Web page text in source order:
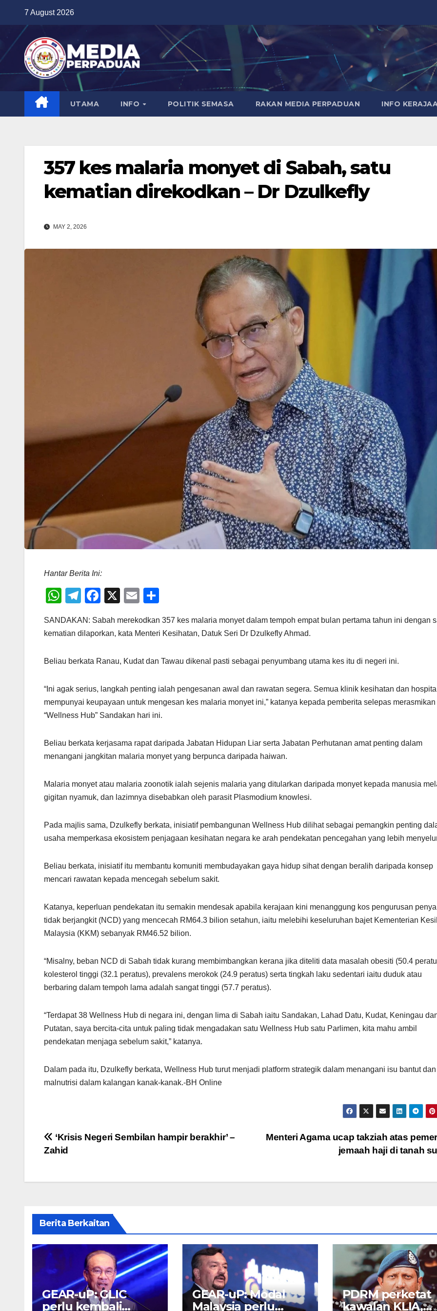
content
7 August 2026
UTAMA INFO POLITIK SEMASA RAKAN MEDIA PERPADUAN INFO
357 kes malaria monyet di Sabah, satu
kematian direkodkan – Dr Dzulkefly
MAY 2, 2026
Hantar Berita Ini:
W
at
A
p
T
e
gr
a
F
c
b
o
k
X
E
ail ar
SANDAKAN: Sabah merekodkan 357 kes malaria monyet dalam tempoh empat bulan pertama tahun ini dengan
kematian dilaporkan, kata Menteri Kesihatan, Datuk Seri Dr Dzulkefly Ahmad.
Beliau berkata Ranau, Kudat dan Tawau dikenal pasti sebagai penyumbang utama kes itu di negeri ini.
“Ini agak serius, langkah penting ialah pengesanan awal dan rawatan segera. Semua klinik kesihatan dan
mempunyai keupayaan untuk mengesan kes malaria monyet ini,” katanya kepada pemberita selepas merasmikan
“Wellness Hub” Sandakan hari ini.
Beliau berkata kerjasama rapat daripada Jabatan Hidupan Liar serta Jabatan Perhutanan amat penting dalam
menangani jangkitan malaria monyet yang berpunca daripada haiwan.
Malaria monyet atau malaria zoonotik ialah sejenis malaria yang ditularkan daripada monyet kepada manusia
gigitan nyamuk, dan lazimnya disebabkan oleh parasit Plasmodium knowlesi.
Pada majlis sama, Dzulkefly berkata, inisiatif pembangunan Wellness Hub dilihat sebagai pemangkin penting
usaha memperkasa ekosistem penjagaan kesihatan negara ke arah pendekatan pencegahan yang lebih
Beliau berkata, inisiatif itu membantu komuniti membudayakan gaya hidup sihat dengan beralih daripada konsep
mencari rawatan kepada mencegah sebelum sakit.
Katanya, keperluan pendekatan itu semakin mendesak apabila kerajaan kini menanggung kos pengurusan
tidak berjangkit (NCD) yang mencecah RM64.3 bilion setahun, iaitu melebihi keseluruhan bajet Kementerian
Malaysia (KKM) sebanyak RM46.52 bilion.
“Misalny, beban NCD di Sabah tidak kurang membimbangkan kerana jika diteliti data masalah obesiti (50.4
kolesterol tinggi (32.1 peratus), prevalens merokok (24.9 peratus) serta tingkah laku sedentari iaitu duduk atau
berbaring dalam tempoh lama adalah sangat tinggi (57.7 peratus).
“Terdapat 38 Wellness Hub di negara ini, dengan lima di Sabah iaitu Sandakan, Lahad Datu, Kudat, Keningau
Putatan, saya bercita-cita untuk paling tidak mengadakan satu Wellness Hub satu Parlimen, kita mahu ambil
pendekatan menjaga sebelum sakit,” katanya.
Dalam pada itu, Dzulkefly berkata, Wellness Hub turut menjadi platform strategik dalam menangani isu bantut dan
malnutrisi dalam kalangan kanak-kanak.-BH Online
Post
Menteri Agama ucap takziah atas
jemaah haji di tanah
‘Krisis Negeri Sembilan hampir berakhir’ –
Zahid
Berita Berkaitan
GEAR-uP: GLIC
perlu kembali
GEAR-uP: Modal
Malaysia perlu
PDRM perketat
kawalan KLIA,